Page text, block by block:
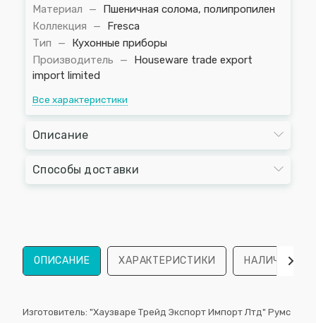
Материал
—
Пшеничная солома, полипропилен
Коллекция
—
Fresca
Тип
—
Кухонные приборы
Производитель
—
Houseware trade export
import limited
Все характеристики
Описание
Способы доставки
ОПИСАНИЕ ХАРАКТЕРИСТИКИ НАЛИЧИЕ
Изготовитель: "Хаузваре Трейд Экспорт Импорт Лтд" Румс